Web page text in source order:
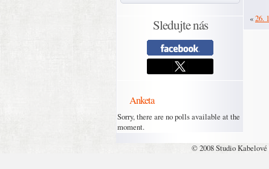
Sledujte nás
Anketa
Sorry, there are no polls available at the
moment.
«26.
© 2008 Studio